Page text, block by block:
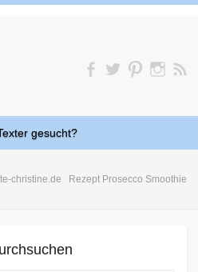
gesucht?
christine.de Rezept Prosecco Smoothie